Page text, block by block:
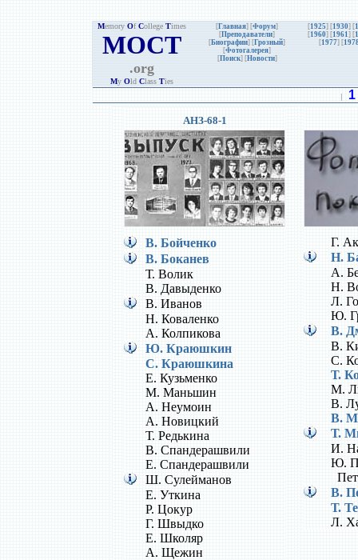
Memory Of College Times
MOCT
.org
My Old Class Ties
[Главная] [Форум]
[Преподаватели]
[Биографии] [Грозный]
[Фотогалерея]
[Поиск] [Новости]
[1925] [1930] [
[1960] [1961] [
[1977] [
| 1
АНЗ-68-1
В. Бойченко
В. Боканев
Т. Волик
В. Давыденко
В. Иванов
Н. Коваленко
А. Колпикова
Ю. Краюшкин
С. Краюшкина
Е. Кузьменко
М. Маньшин
А. Неумоин
А. Новицкий
Т. Редькина
В. Спандерашвили
Е. Спандерашвили
Ш. Сулейманов
Е. Уткина
Р. Цокур
Г. Швыдко
Е. Школяр
А. Щежин
Г.
Н.
А.
Н.
Л.
Ю.
В.
В.
С.
Т.
М.
В.
В.
Т.
И.
Ю.
В.
Т.
Л.